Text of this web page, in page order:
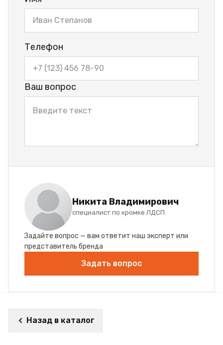
Телефон
Ваш вопрос
Никита Владимирович
специалист по кромке ЛДСП
Задайте вопрос — вам ответит наш эксперт или
представитель бренда
Задать вопрос
Назад в каталог